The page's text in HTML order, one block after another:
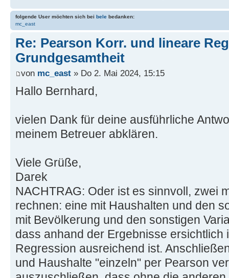
folgende User möchten sich bei bele bedanken:
mc_east
Re: Pearson Korr. und lineare
Grundgesamtheit
von mc_east » Do 2. Mai 2024, 15:15
Hallo Bernhard,
vielen Dank für deine ausführliche
meinem Betreuer abklären.
Viele Grüße,
Darek
NACHTRAG: Oder ist es sinnvoll, zwei
rechnen: eine mit Haushalten und den
mit Bevölkerung und den sonstigen
dass anhand der Ergebnisse ersichtlich
Regression ausreichend ist.
und Haushalte "einzeln" per Pearson